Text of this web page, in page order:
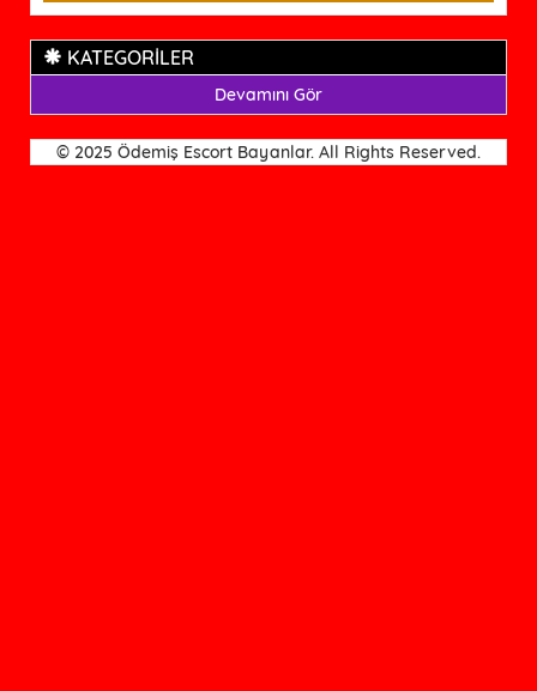
KATEGORİLER
Devamını Gör
© 2025 Ödemiş Escort Bayanlar. All Rights Reserved.